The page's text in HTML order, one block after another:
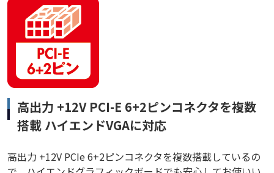
高出力 +12V PCI-E 6+2ピンコネクタを複数
搭載 ハイエンドVGAに対応
高出力 +12V PCIe 6+2ピンコネクタを複数搭載しているの